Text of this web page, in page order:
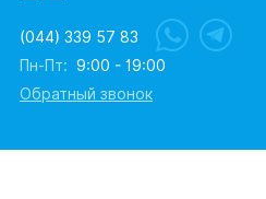
(044) 339 57 83
Пн-Пт: 9:00 - 19:00
Обратный звонок